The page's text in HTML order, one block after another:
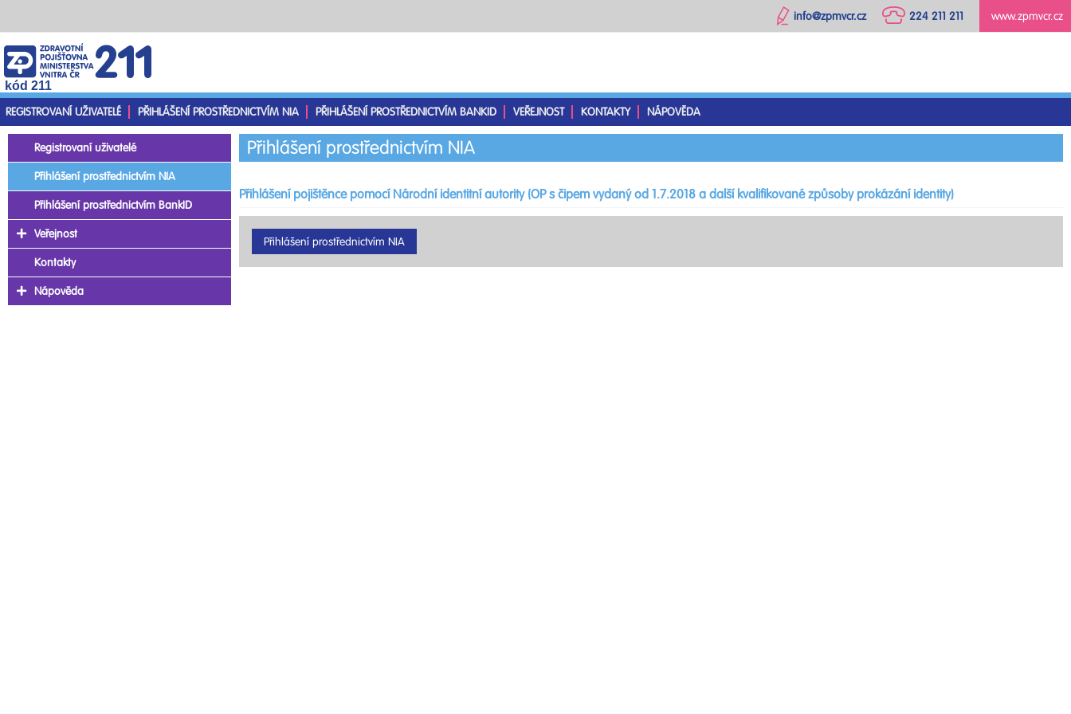
www.zpmvcr.cz
224 211 211
info@zpmvcr.cz
kód 211
REGISTROVANÍ UŽIVATELÉ
PŘIHLÁŠENÍ PROSTŘEDNICTVÍM NIA PŘIHLÁŠENÍ PROSTŘEDNICTVÍM BANKID VEŘEJNOST KONTAKTY NÁPOVĚDA
Přihlášení prostřednictvím NIA
Přihlášení pojištěnce pomocí Národní identitní autority (OP s čipem vydaný od 1.7.2018 a další kvalifikované způsoby prokázání identity)
Registrovaní uživatelé
Přihlášení prostřednictvím NIA
Přihlášení prostřednictvím BankID
Veřejnost
Kontakty
Nápověda